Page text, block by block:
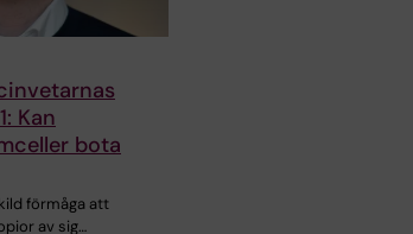
Kan
bota
förmåga att
av sig…